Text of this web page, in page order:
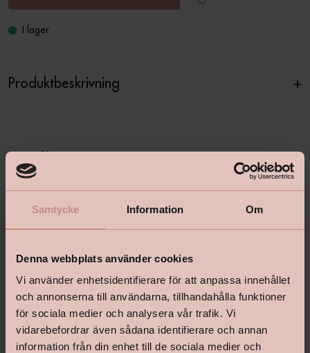
Samtycke Information Om
Denna webbplats använder cookies
Vi använder enhetsidentifierare för att anpassa innehållet
och annonserna till användarna, tillhandahålla funktioner
för sociala medier och analysera vår trafik. Vi
vidarebefordrar även sådana identifierare och annan
information från din enhet till de sociala medier och
I lager
Produktbeskrivning +
Specifikationer +
shop@happyhomes.se